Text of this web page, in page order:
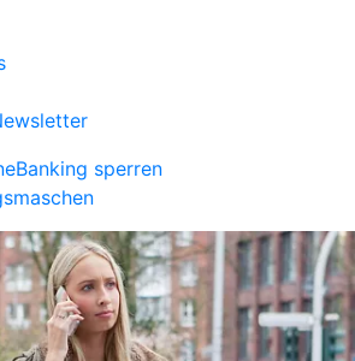
sperren